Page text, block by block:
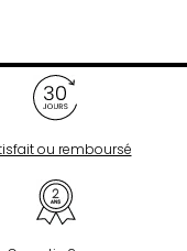
ou remboursé